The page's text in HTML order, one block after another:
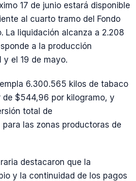
17 de junio estará disponible
al cuarto tramo del Fondo
La liquidación alcanza a 2.208
a la producción
y el 19 de mayo.
6.300.565 kilos de tabaco
de $544,96 por kilogramo, y
total de
las zonas productoras de
destacaron que la
y la continuidad de los pagos